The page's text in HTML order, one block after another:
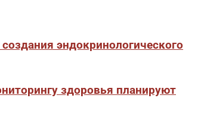
эндокринологического
здоровья планируют